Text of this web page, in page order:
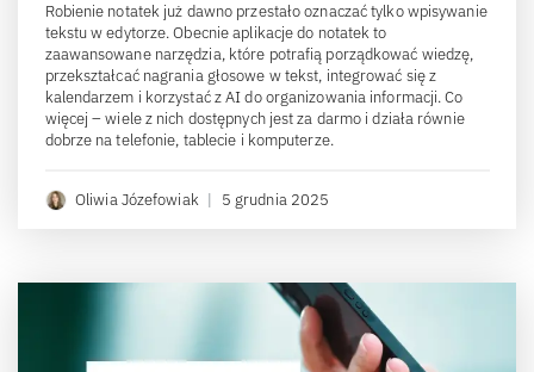
Robienie notatek już dawno przestało oznaczać tylko wpisywanie
tekstu w edytorze. Obecnie aplikacje do notatek to
zaawansowane narzędzia, które potrafią porządkować wiedzę,
przekształcać nagrania głosowe w tekst, integrować się z
kalendarzem i korzystać z AI do organizowania informacji. Co
więcej – wiele z nich dostępnych jest za darmo i działa równie
dobrze na telefonie, tablecie i komputerze.
Oliwia Józefowiak | 5 grudnia 2025